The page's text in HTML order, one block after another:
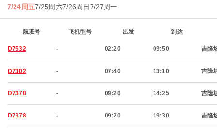
7/24周五7/25周六7/26周日7/27周一
航班号 飞机型号 出发 到达
D7532 - 02:20 09:50 吉隆
D7302 - 07:40 13:10 吉隆
D7378 - 09:20 14:25 吉隆
D7378 - 09:20 19:30 吉隆